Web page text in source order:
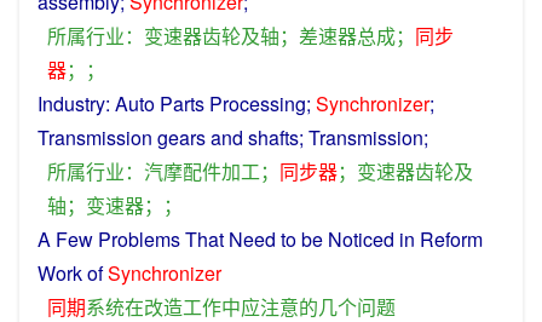
所属行业： 变速器齿轮及轴； 差速器总成； 同步
器；；
Industry: Auto Parts Processing; Synchronizer;
Transmission gearsand shafts; Transmission;
所属行业： 汽摩配件加工； 同步器； 变速器齿轮及
轴； 变速器；；
A Few ProblemsThat Need tobe Noticed in Reform
WorkofSynchronizer
同期系统在改造工作中应注意的几个问题